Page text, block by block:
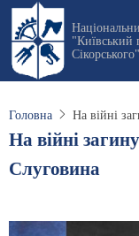
Перейти
основного
вмісту
"Київський
Сікорського"
Головна На війні
На війні
Слуговина